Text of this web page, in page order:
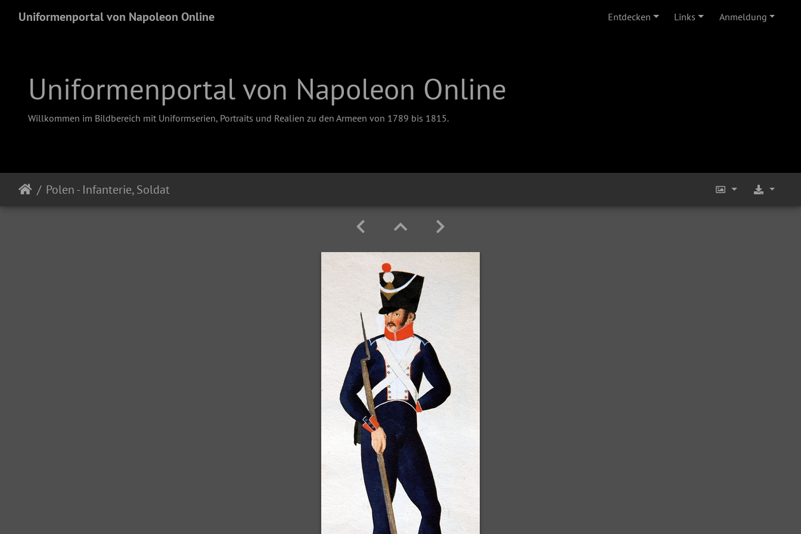
Uniformenportal von Napoleon Online Entdecken Links Anmeldung
Uniformenportal von Napoleon Online
Willkommen im Bildbereich mit Uniformserien, Portraits und Realien zu den Armeen von 1789 bis 1815.
Polen - Infanterie, Soldat